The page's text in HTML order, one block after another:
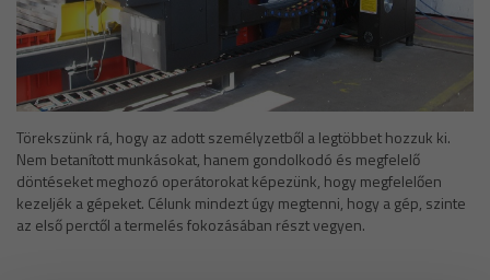
Törekszünk rá, hogy az adott személyzetből a legtöbbet hozzuk ki.
Nem betanított munkásokat, hanem gondolkodó és megfelelő
döntéseket meghozó operátorokat képezünk, hogy megfelelően
kezeljék a gépeket. Célunk mindezt úgy megtenni, hogy a gép, szinte
az első perctől a termelés fokozásában részt vegyen.